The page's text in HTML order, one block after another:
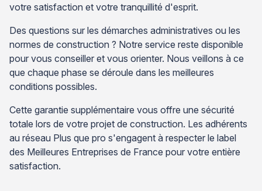
votre satisfaction et votre tranquillité d'esprit.
Des questions sur les démarches administratives ou les
normes de construction ? Notre service reste disponible
pour vous conseiller et vous orienter. Nous veillons à ce
que chaque phase se déroule dans les meilleures
conditions possibles.
Cette garantie supplémentaire vous offre une sécurité
totale lors de votre projet de construction. Les adhérents
au réseau Plus que pro s'engagent à respecter le label
des Meilleures Entreprises de France pour votre entière
satisfaction.